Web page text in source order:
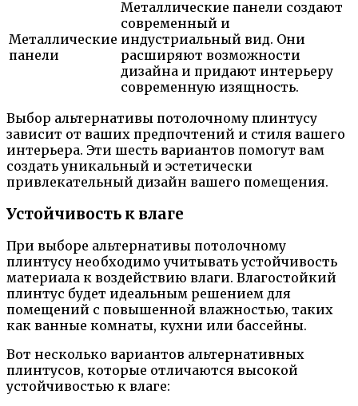
Металлические
панели
Металлические панели создают
современный и
индустриальный вид. Они
расширяют возможности
дизайна и придают интерьеру
современную изящность.
Выбор альтернативы потолочному плинтусу
зависит от ваших предпочтений и стиля вашего
интерьера. Эти шесть вариантов помогут вам
создать уникальный и эстетически
привлекательный дизайн вашего помещения.
Устойчивость к влаге
При выборе альтернативы потолочному
плинтусу необходимо учитывать устойчивость
материала к воздействию влаги. Влагостойкий
плинтус будет идеальным решением для
помещений с повышенной влажностью, таких
как ванные комнаты, кухни или бассейны.
Вот несколько вариантов альтернативных
плинтусов, которые отличаются высокой
устойчивостью к влаге: